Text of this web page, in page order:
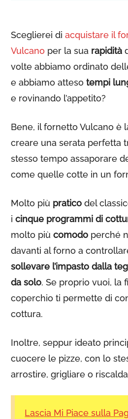
Sceglierei diacquistare il
Vulcano per la sua rapidità
volte abbiamo ordinato
e abbiamo attesotempi
e rovinando l’appetito?
Bene, il fornetto Vulcano è
creare una serata perfetta
stesso tempo assaporare
come quelle cotte in un
Molto più pratico del
icinque programmi di
molto piùcomodo perché
davanti al forno a
sollevare l’impasto dalla
da solo. Se proprio vuoi, la
coperchio ti permette di
cottura.
Inoltre, seppur ideato
cuocere le pizze, con lo
arrostire, grigliare o
Lascia Mi Piace sulla